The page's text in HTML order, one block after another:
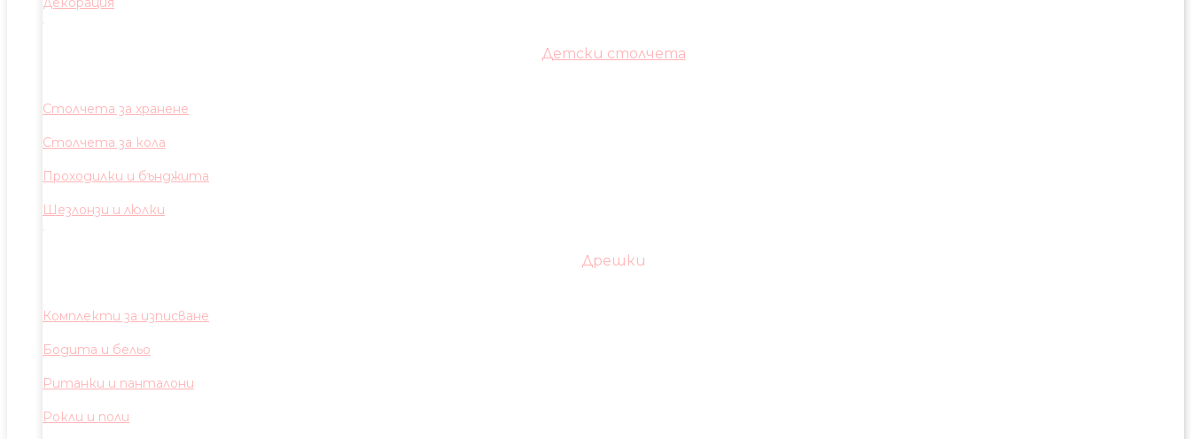
Детски столчета
Столчета за хранене
Столчета за кола
Проходилки и бънджита
Шезлонзи и люлки
Дрешки
Комплекти за изписване
Бодита и бельо
Ританки и панталони
Рокли и поли